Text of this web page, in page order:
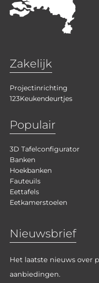
Zakelijk
Projectinrichting
123Keukendeurtjes
Populair
3D Tafelconfigurator
Banken
Hoekbanken
Fauteuils
Eettafels
Eetkamerstoelen
Nieuwsbrief
Het laatste nieuws over
aanbiedingen.